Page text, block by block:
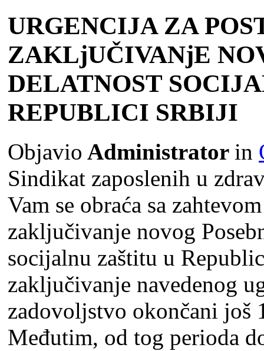
URGENCIJA ZA
ZAKLjUČIVANјE
DELATNOST
REPUBLICI SRBIJI
Objavio Administrator in
Sindikat zaposlenih u
Vam se obraća sa
zaklјučivanje novog
socijalnu zaštitu u
zaklјučivanje navedenog
zadovolјstvo okončani još
Međutim, od tog perioda